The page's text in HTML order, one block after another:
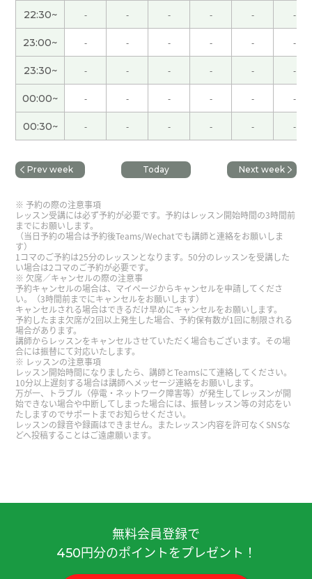
看到老师的留言，真的太难了，我都不想学了！
60代 男性 )
我觉得老师的老公私自买了很多高级刀。
( 60代 男
性 )
要是我的话，我选择堺雅人！他的代表作是“半泽直
树和LEGAL HIGH”( 60代 男性 )
我觉得金枪鱼和山药泥的组合最好，别的都不需
（让）我印象深刻的名字是“くどき上手和酔鯨”(
60代 男性 )
你们喝过了吗？好喝吗？( 60代 男性 )
我的话这么浪漫的句部太好用。( 60代 男性 )
老师酒鬼吗？现在“獭祭、而今、十四代”也喝一点
儿。这些很受欢迎。( 60代 男性 )
老师说的对，我一看就想买。( 60代 男性 )
面一起凉快最好。( 60代 男性 )
对，因为我性格有点坏。
22:30~ - - - - - -
23:00~ - - - - - -
23:30~ - - - - - -
00:00~ - - - - - -
00:30~ - - - - - -
Prev week Today Next week
予約の際の注意事項
レッスン受講には必ず予約が必要です。予約はレッスン開始時間の3時間前
までにお願いします。
（当日予約の場合は予約後Teams/Wechatでも講師と連絡をお願いしま
す）
1コマのご予約は25分のレッスンとなります。50分のレッスンを受講した
い場合は2コマのご予約が必要です。
欠席／キャンセルの際の注意事
予約キャンセルの場合は、マイページからキャンセルを申請してくださ
い。（3時間前までにキャンセルをお願いします）
キャンセルされる場合はできるだけ早めにキャンセルをお願いします。
予約したまま欠席が2回以上発生した場合、予約保有数が1回に制限される
場合があります。
講師からレッスンをキャンセルさせていただく場合もございます。その場
合には振替にて対応いたします。
レッスンの注意事項
レッスン開始時間になりましたら、講師とTeamsにて連絡してください。
10分以上遅刻する場合は講師へメッセージ連絡をお願いします。
万が一、トラブル（停電・ネットワーク障害等）が発生してレッスンが開
始できない場合や中断してしまった場合には、振替レッスン等の対応をい
たしますのでサポートまでお知らせください。
レッスンの録音や録画はできません。またレッスン内容を許可なくSNSな
どへ投稿することはご遠慮願います。
無料会員登録で
450円分のポイントをプレゼント！